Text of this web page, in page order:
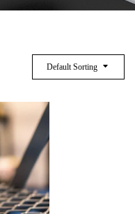
Default Sorting